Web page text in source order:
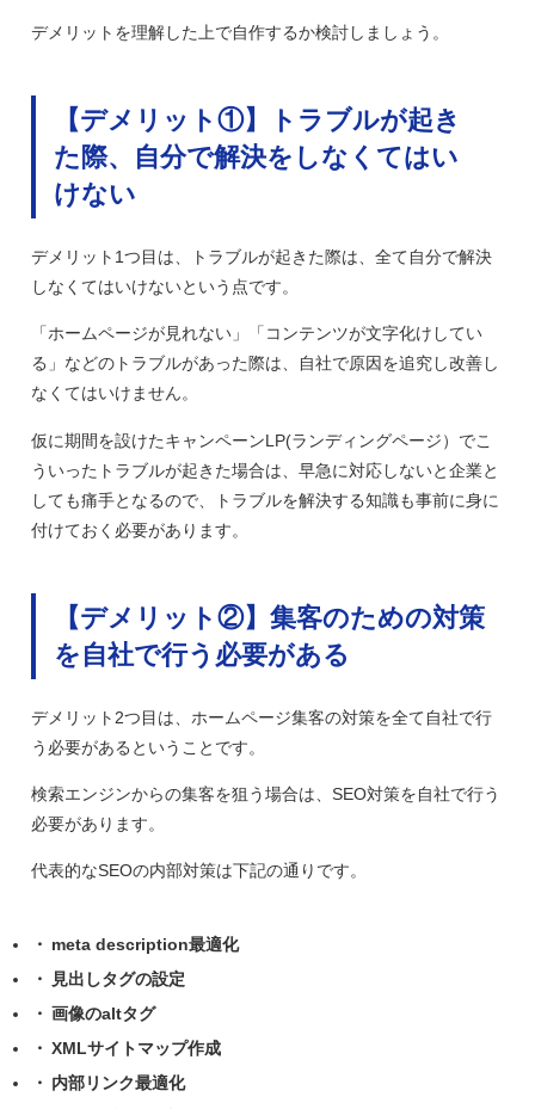
デメリットを理解した上で自作するか検討しましょう。
【デメリット①】トラブルが起き
た際、自分で解決をしなくてはい
けない
デメリット1つ目は、トラブルが起きた際は、全て自分で解決
しなくてはいけないという点です。
「ホームページが見れない」「コンテンツが文字化けしてい
る」などのトラブルがあった際は、自社で原因を追究し改善し
なくてはいけません。
仮に期間を設けたキャンペーンLP(ランディングページ）でこ
ういったトラブルが起きた場合は、早急に対応しないと企業と
しても痛手となるので、トラブルを解決する知識も事前に身に
付けておく必要があります。
【デメリット②】集客のための対策
を自社で行う必要がある
デメリット2つ目は、ホームページ集客の対策を全て自社で行
う必要があるということです。
検索エンジンからの集客を狙う場合は、SEO対策を自社で行う
必要があります。
代表的なSEOの内部対策は下記の通りです。
meta description最適化
見出しタグの設定
画像のaltタグ
XMLサイトマップ作成
内部リンク最適化